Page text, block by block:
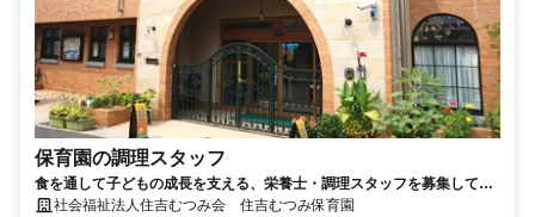
保育園の調理スタッフ
食を通して子どもの成長を支える、栄養士・調理スタッフを募集してい
ます！
社会福祉法人住吉むつみ会 住吉むつみ保育園